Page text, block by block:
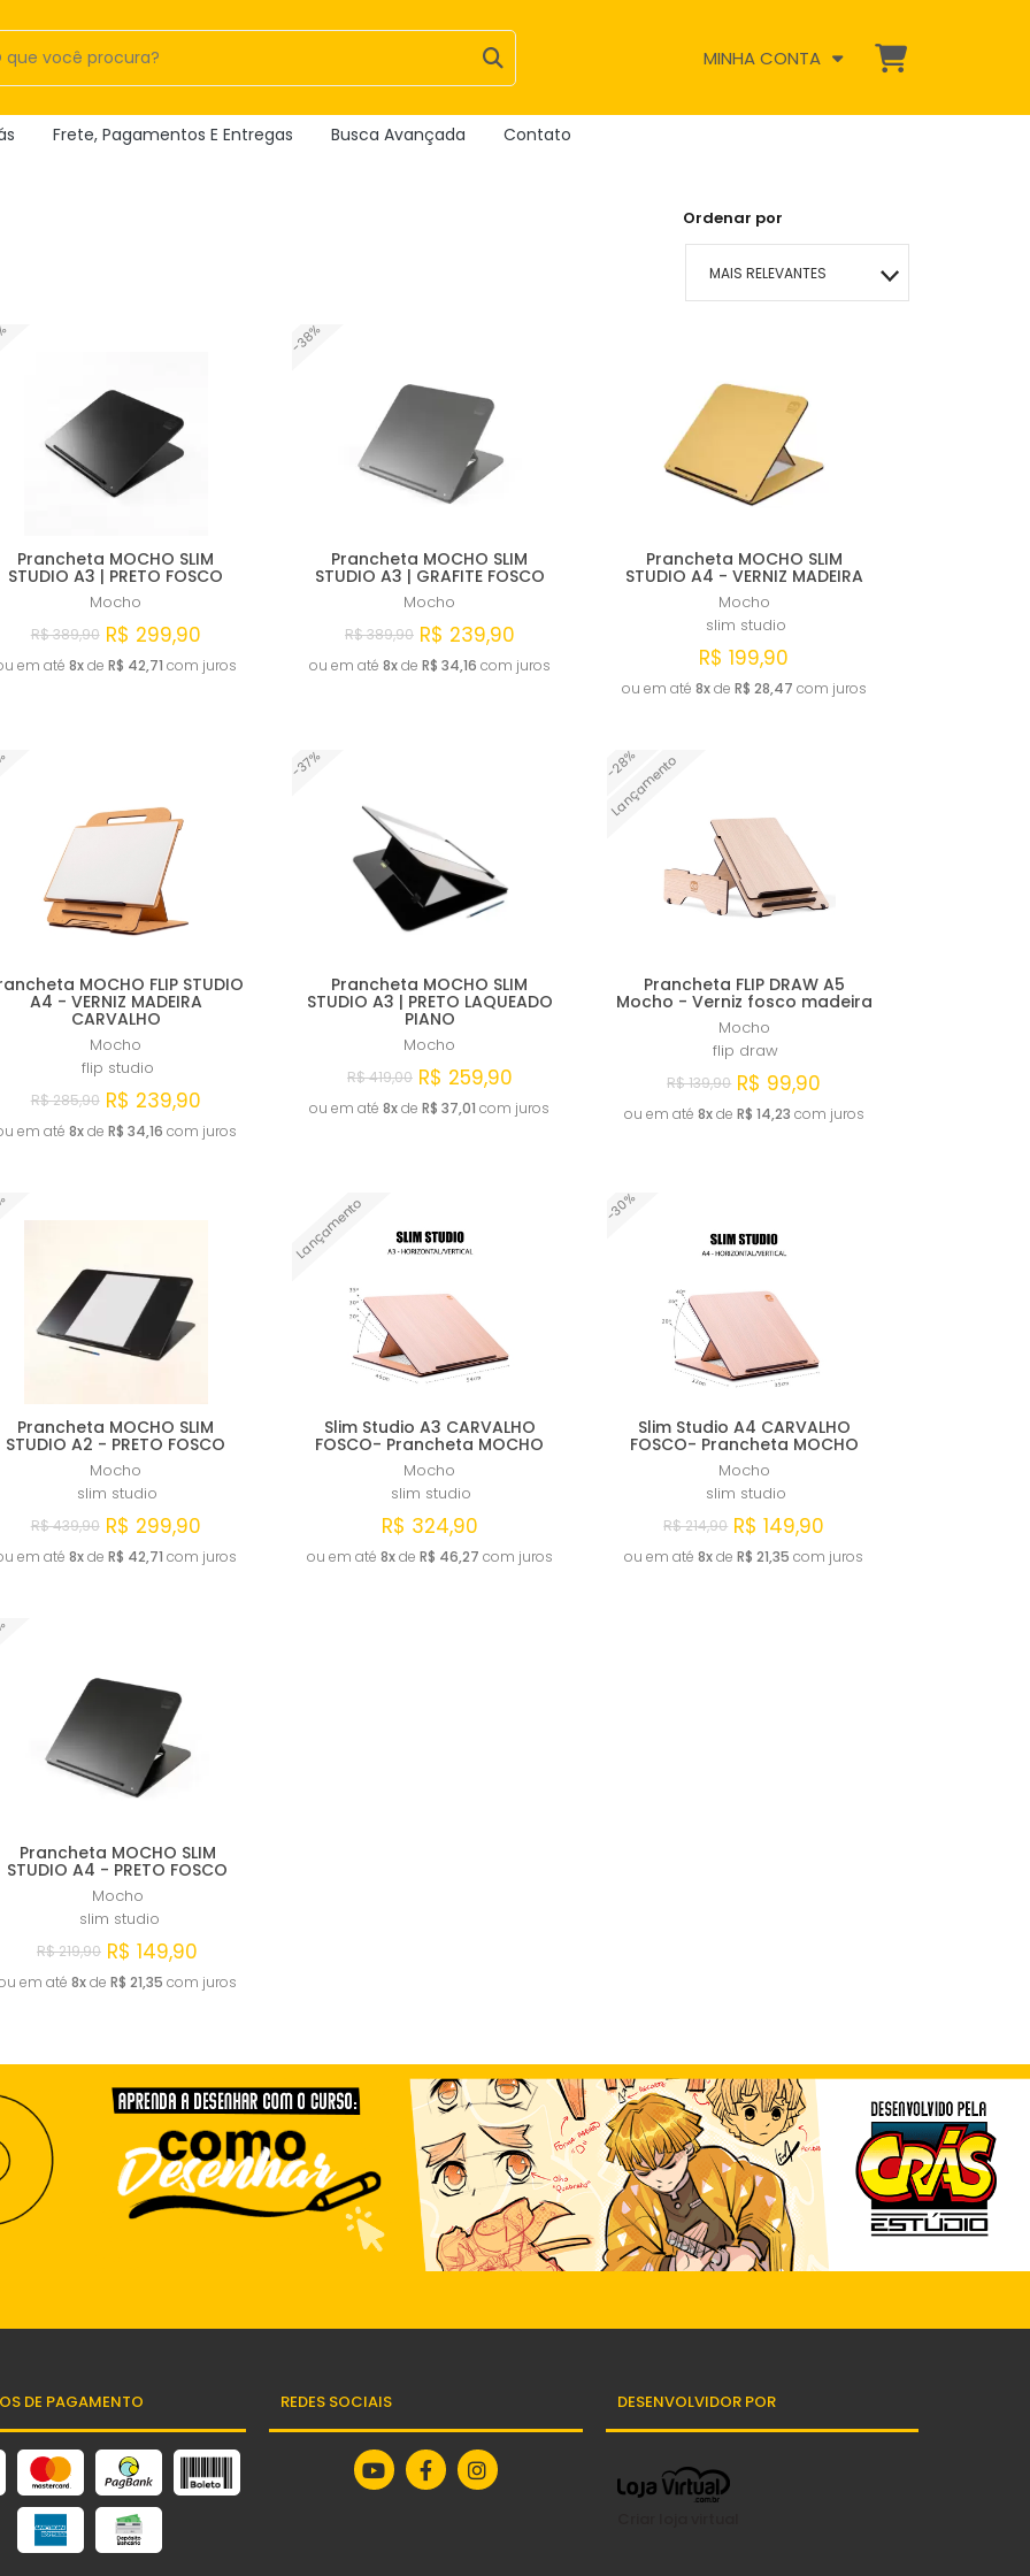
MINHA CONTA
Frete, Pagamentos E Entregas Busca Avançada Contato
Ordenar por
MAIS RELEVANTES
MENOR PREÇO
MAIOR PREÇO
A - Z
Prancheta MOCHO SLIM
STUDIO A3 | PRETO FOSCO
Mocho
R$ 389,90 R$ 299,90
em até 8xde R$ 42,71 com juros
-38%
Prancheta MOCHO SLIM
STUDIO A3 | GRAFITE FOSCO
Mocho
R$ 389,90 R$ 239,90
ou em até 8xde R$ 34,16 com juros
Prancheta MOCHO SLIM
STUDIO A4 - VERNIZ MADEIRA
Mocho
slim studio
R$ 199,90
ou em até 8xde R$ 28,47 com juros
MOCHO FLIP STUDIO
A4 - VERNIZ MADEIRA
CARVALHO
Mocho
flip studio
R$ 285,90 R$ 239,90
em até 8xde R$ 34,16 com juros
-37%
Prancheta MOCHO SLIM
STUDIO A3 | PRETO LAQUEADO
PIANO
Mocho
R$ 419,00 R$ 259,90
ou em até8xdeR$ 37,01 com juros
-28%
Lançamento
Prancheta FLIP DRAW A5
Mocho - Verniz fosco madeira
Mocho
flip draw
R$ 139,90 R$ 99,90
ou em até 8xde R$ 14,23 com juros
Prancheta MOCHO SLIM
STUDIO A2 - PRETO FOSCO
Mocho
slim studio
R$ 439,90 R$ 299,90
em até 8xde R$ 42,71 com juros
Lançamento
Slim Studio A3 CARVALHO
FOSCO- Prancheta MOCHO
Mocho
slim studio
R$ 324,90
ou em até 8xde R$ 46,27 com juros
-30%
Slim Studio A4 CARVALHO
FOSCO- Prancheta MOCHO
Mocho
slim studio
R$ 214,90 R$ 149,90
ou em até8xdeR$ 21,35 com juros
Prancheta MOCHO SLIM
STUDIO A4 - PRETO FOSCO
Mocho
slim studio
R$ 219,90 R$ 149,90
em até 8xde R$ 21,35 com juros
DE PAGAMENTO REDES SOCIAIS DESENVOLVIDOR POR